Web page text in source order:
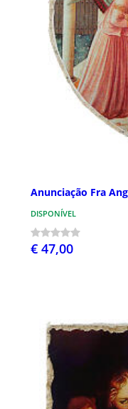
Anunciação Fra
DISPONÍVEL
€ 47,00